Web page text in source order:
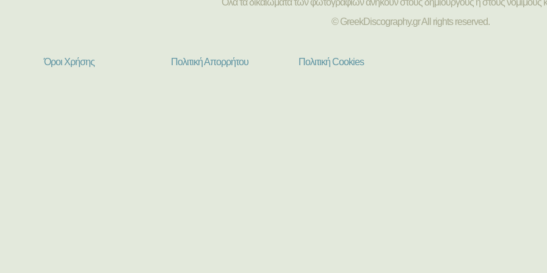
© GreekDiscography.gr All rights reserved.
Όροι Χρήσης Πολιτική Απορρήτου Πολιτική Cookies